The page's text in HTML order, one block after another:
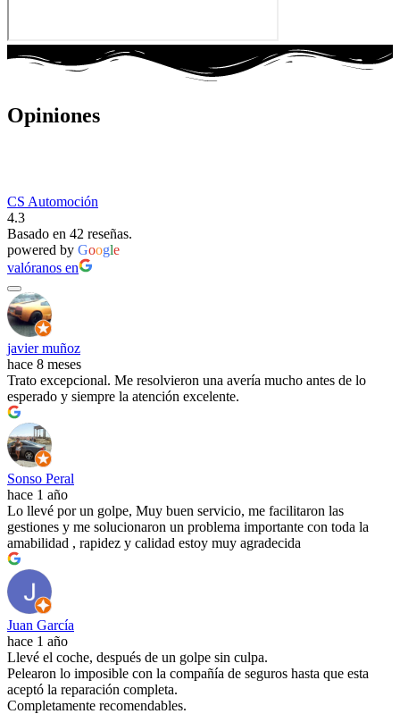
Opiniones
CS Automoción
4.3
Basado en 42 reseñas.
powered by Google
valóranos en
javier muñoz
hace 8 meses
Trato excepcional. Me resolvieron una avería mucho antes de lo
esperado y siempre la atención excelente.
Sonso Peral
hace 1 año
Lo llevé por un golpe, Muy buen servicio, me facilitaron las
gestiones y me solucionaron un problema importante con toda la
amabilidad , rapidez y calidad estoy muy agradecida
Juan García
hace 1 año
Llevé el coche, después de un golpe sin culpa.
Pelearon lo imposible con la compañía de seguros hasta que esta
aceptó la reparación completa.
Completamente recomendables.